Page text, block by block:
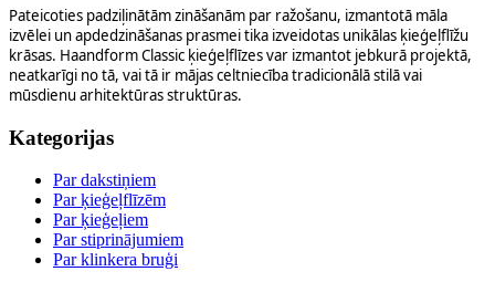
Pateicoties padziļinātām zināšanām par ražošanu, izmantotā māla
izvēlei un apdedzināšanas prasmei tika izveidotas unikālas ķieģeļflīžu
krāsas. Haandform Classic ķieģeļflīzes var izmantot jebkurā projektā,
neatkarīgi no tā, vai tā ir mājas celtniecība tradicionālā stilā vai
mūsdienu arhitektūras struktūras.
Kategorijas
Par dakstiņiem
Par ķieģeļflīzēm
Par ķieģeļiem
Par stiprinājumiem
Par klinkera bruģi